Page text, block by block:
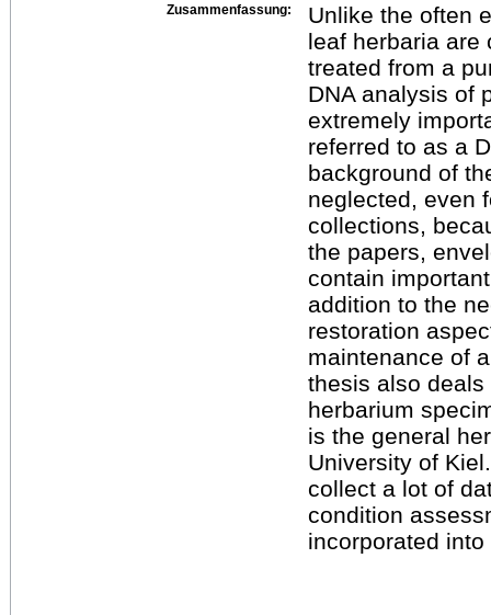
Zusammenfassung:
Unlike the often
leaf herbaria are
treated from a
DNA analysis of
extremely
referred to as a
background of
neglected, even
collections,
the papers,
contain
addition to the
restoration
maintenance of
thesis also
herbarium
is the general
University of
collect a lot of
condition
incorporated